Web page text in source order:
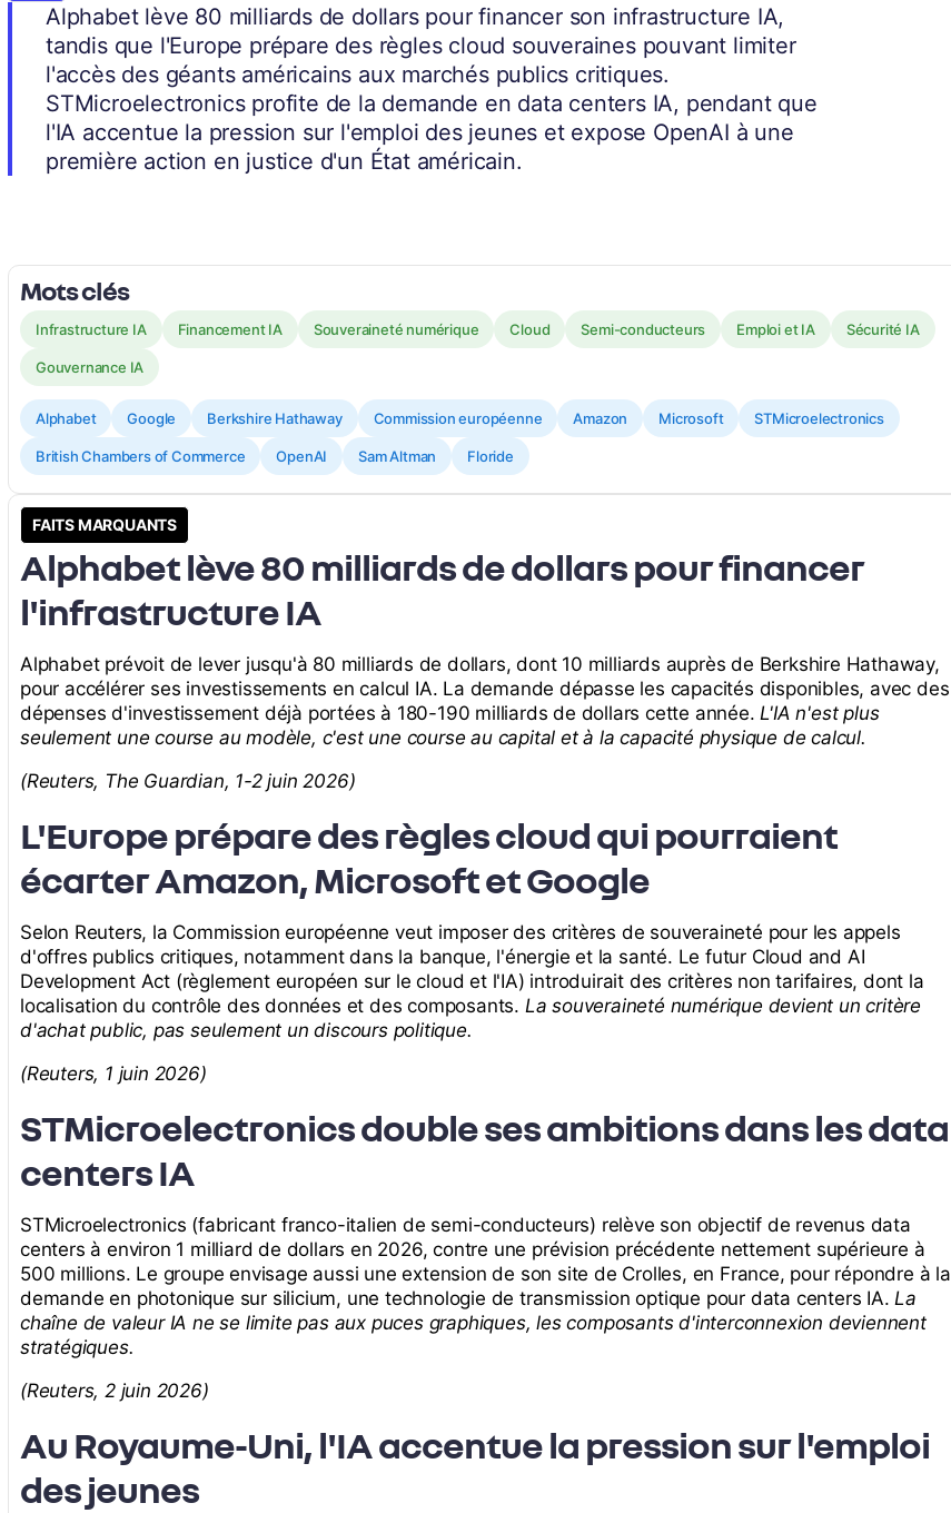
Alphabet lève 80 milliards de dollars pour financer son infrastructure IA,
tandis que l'Europe prépare des règles cloud souveraines pouvant limiter
l'accès des géants américains aux marchés publics critiques.
STMicroelectronics profite de la demande en data centers IA, pendant que
l'IA accentue la pression sur l'emploi des jeunes et expose OpenAI à une
première action en justice d'un État américain.
Mots clés
Infrastructure IA Financement IA Souveraineté numérique Cloud Semi-conducteurs Emploi et IA Sécurité IA
Gouvernance IA
Alphabet Google Berkshire Hathaway Commission européenne Amazon Microsoft STMicroelectronics
British Chambers of Commerce OpenAI Sam Altman Floride
FAITS MARQUANTS
Alphabet lève 80 milliards de dollars pour financer
l'infrastructure IA
Alphabet prévoit de lever jusqu'à 80 milliards de dollars, dont 10 milliards auprès de Berkshire Hathaway,
pour accélérer ses investissements en calcul IA. La demande dépasse les capacités disponibles, avec des
dépenses d'investissement déjà portées à 180-190 milliards de dollars cette année.L'IA n'est plus
seulement une course au modèle, c'est une course au capital et à la capacité physique de calcul.
(Reuters, The Guardian, 1-2 juin 2026)
L'Europe prépare des règles cloud qui pourraient
écarter Amazon, Microsoft et Google
Selon Reuters, la Commission européenne veut imposer des critères de souveraineté pour les appels
d'offres publics critiques, notamment dans la banque, l'énergie et la santé. Le futur Cloud and AI
Development Act (règlement européen sur le cloud et l'IA) introduirait des critères non tarifaires, dont la
localisation du contrôle des données et des composants. La souveraineté numérique devient un critère
d'achat public, pas seulement un discours politique.
(Reuters, 1 juin 2026)
STMicroelectronics double ses ambitions dans les data
centers IA
STMicroelectronics (fabricant franco-italien de semi-conducteurs) relève son objectif de revenus data
centers à environ 1 milliard de dollars en 2026, contre une prévision précédente nettement supérieure à
500 millions. Le groupe envisage aussi une extension de son site de Crolles, en France, pour répondre à la
demande en photonique sur silicium, une technologie de transmission optique pour data centers IA.La
chaîne de valeur IA ne se limite pas aux puces graphiques, les composants d'interconnexion deviennent
stratégiques.
(Reuters, 2 juin 2026)
Au Royaume-Uni, l'IA accentue la pression sur l'emploi
des jeunes